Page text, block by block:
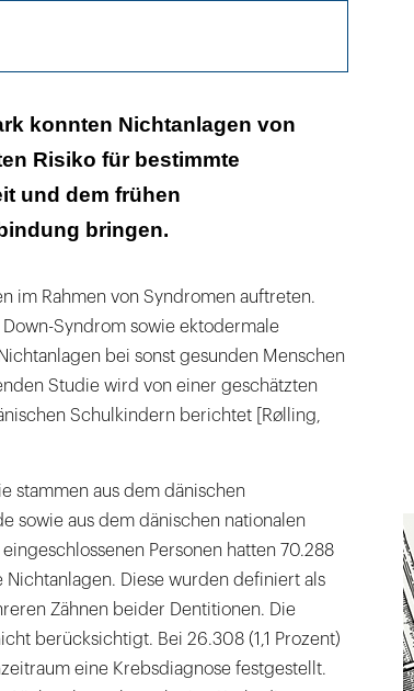
innerhalb des Wnt-Signalwegs?
konnten Nichtanlagen von
Risiko für bestimmte
und dem frühen
bringen.
im Rahmen von Syndromen auftreten.
Syndrom sowie ektodermale
bei sonst gesunden Menschen
Studie wird von einer geschätzten
Schulkindern berichtet [Rølling,
stammen aus dem dänischen
sowie aus dem dänischen nationalen
eingeschlossenen Personen hatten 70.288
Diese wurden definiert als
Zähnen beider Dentitionen. Die
berücksichtigt. Bei 26.308 (1,1 Prozent)
eine Krebsdiagnose festgestellt.